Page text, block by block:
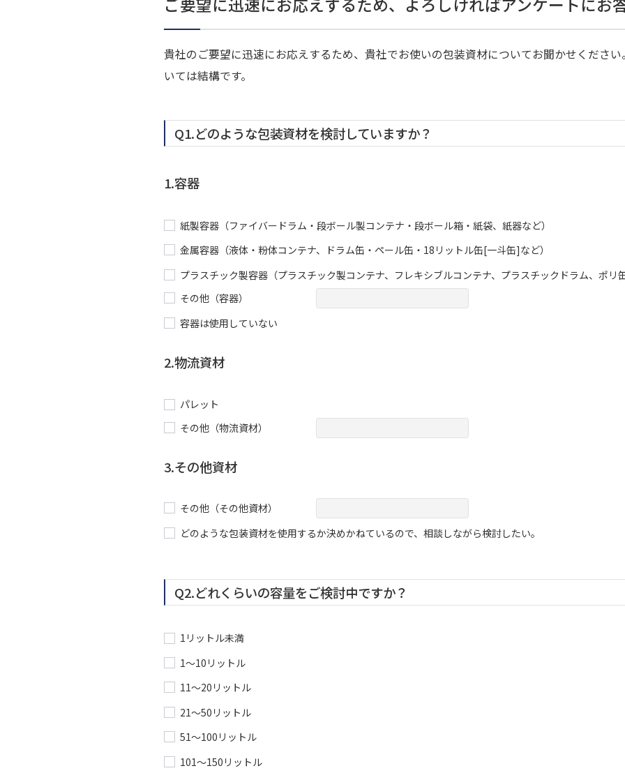
ご要望に迅速にお応えするため、よろしければアンケートにお
貴社のご要望に迅速にお応えするため、貴社でお使いの包装資材についてお聞かせくださ
いては結構です。
Q1.どのような包装資材を検討していますか？
1.容器
紙製容器（ファイバードラム・段ボール製コンテナ・段ボール箱・紙袋、紙器など）
金属容器（液体・粉体コンテナ、ドラム缶・ペール缶・18リットル缶[一斗缶]など）
プラスチック製容器（プラスチック製コンテナ、フレキシブルコンテナ、プラスチックドラム、ポリ
その他（容器）
容器は使用していない
2.物流資材
パレット
その他（物流資材）
3.その他資材
その他（その他資材）
どのような包装資材を使用するか決めかねているので、相談しながら検討したい。
Q2.どれくらいの容量をご検討中ですか？
1リットル未満
1〜10リットル
11〜20リットル
21〜50リットル
51〜100リットル
101〜150リットル